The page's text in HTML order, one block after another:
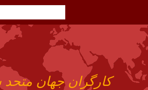
کارگران جهان